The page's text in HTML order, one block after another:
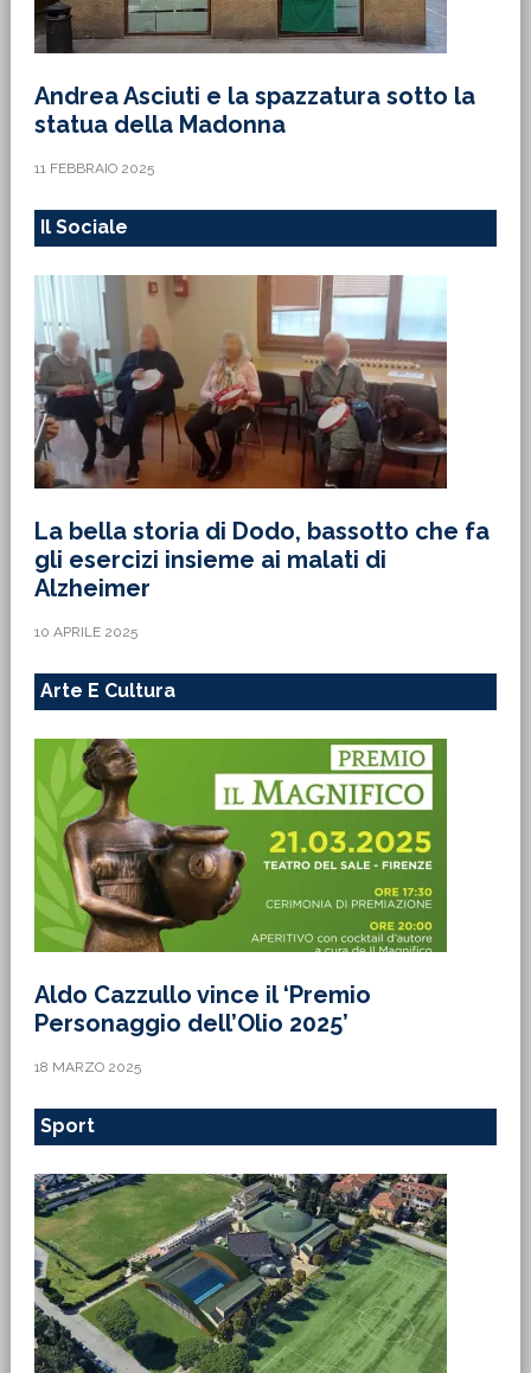
Andrea Asciuti e la spazzatura sotto la
statua della Madonna
11 FEBBRAIO 2025
Il Sociale
La bella storia di Dodo, bassotto che fa
gli esercizi insieme ai malati di
Alzheimer
10 APRILE 2025
Arte E Cultura
Aldo Cazzullo vince il ‘Premio
Personaggio dell’Olio 2025’
18 MARZO 2025
Sport